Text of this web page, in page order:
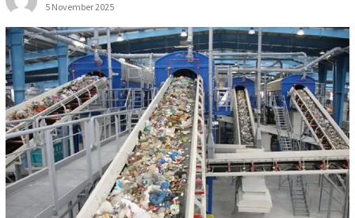
5 November 2025